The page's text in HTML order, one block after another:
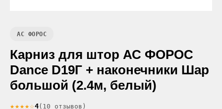
АС ФОРОС
Карниз для штор АС ФОРОС
Dance D19Г + наконечники Шар
большой (2.4м, белый)
★★★★☆4(10 отзывов)